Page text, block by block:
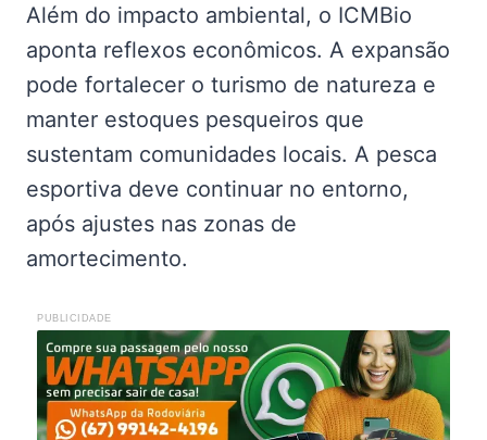
Além do impacto ambiental, o ICMBio
aponta reflexos econômicos. A expansão
pode fortalecer o turismo de natureza e
manter estoques pesqueiros que
sustentam comunidades locais. A pesca
esportiva deve continuar no entorno,
após ajustes nas zonas de
amortecimento.
PUBLICIDADE